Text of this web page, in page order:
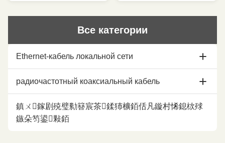
BASE-TX 155 Mbps ATM 622
Operating Temperature
-20~75℃ Maximum Pulling
Force 110N Minimun Bending
Radius 8 X O.D. Flame Test
PVC: CMX/CM/CMR
LSZH:CPR-B2ca/Cca/Dca/Eca
◆ Product Structure Product
Name CAT 6 4PAIR
AnyLAN 1000 BASE-T 1000
Characteristics ◆ Mechanical
Charateristics Operating
Temperature -20~75℃
Maximum Pulling Force 110N
Minimun Bending Radius 8 X
O.D. Flame Test PVC:
CMX/CM/CMR LSZH:CPR-
Все категории
Ethernet-кабель локальной сети
Кабель ethernet Cat5e
кабель ethernet cat6
радиочастотный коаксиальный кабель
коаксиальный кабель 1/2
鎮ㄨ鎵剧殑璧勬簮宸茶鍒犻櫎銆佸凡鏇村悕鎴栨殏
鏃朵笉鍙敤銆